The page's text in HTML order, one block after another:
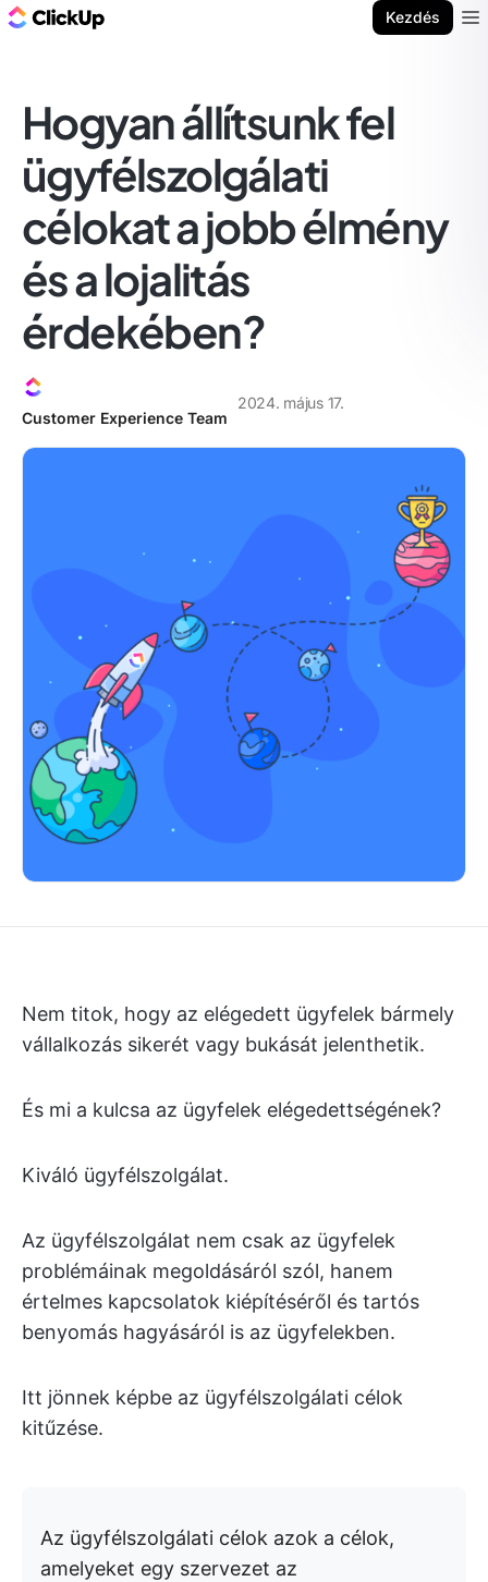
Kezdés
Hogyan állítsunk fel
ügyfélszolgálati
célokat a jobb élmény
és a lojalitás
érdekében?
Customer Experience Team
2024. május 17.
Nem titok, hogy az elégedett ügyfelek bármely
vállalkozás sikerét vagy bukását jelenthetik.
És mi a kulcsa az ügyfelek elégedettségének?
Kiváló ügyfélszolgálat.
Az ügyfélszolgálat nem csak az ügyfelek
problémáinak megoldásáról szól, hanem
értelmes kapcsolatok kiépítéséről és tartós
benyomás hagyásáról is az ügyfelekben.
Itt jönnek képbe az ügyfélszolgálati célok
kitűzése.
Az ügyfélszolgálati célok azok a célok,
amelyeket egy szervezet az